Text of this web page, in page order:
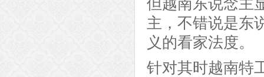
但越南东说念主
主，不错说是东
义的看家法度。
针对其时越南特